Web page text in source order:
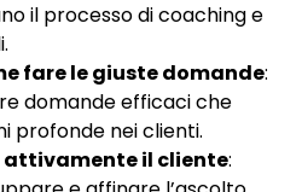
il processo di coaching e
fare le giuste domande:
domande efficaci che
profonde nei clienti.
attivamente il cliente: